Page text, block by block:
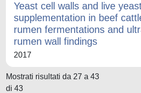
Yeast cell walls and live
supplementation in beef
rumen fermentations and
rumen wall findings
2017
Mostrati risultati da 27 a 43
di 43